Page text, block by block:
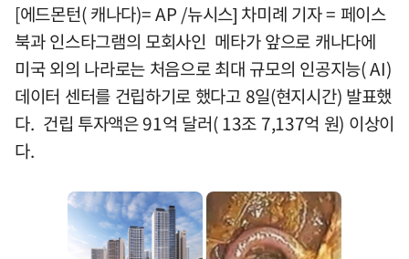
[에드몬턴( 캐나다)= AP /뉴시스] 차미례 기자 = 페이스
북과 인스타그램의 모회사인 메타가 앞으로 캐나다에
미국 외의 나라로는 처음으로 최대 규모의 인공지능( AI)
데이터 센터를 건립하기로 했다고 8일(현지시간) 발표했
다. 건립 투자액은 91억 달러( 13조 7,137억 원) 이상이
다.